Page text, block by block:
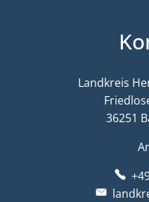
Landkreis
36251